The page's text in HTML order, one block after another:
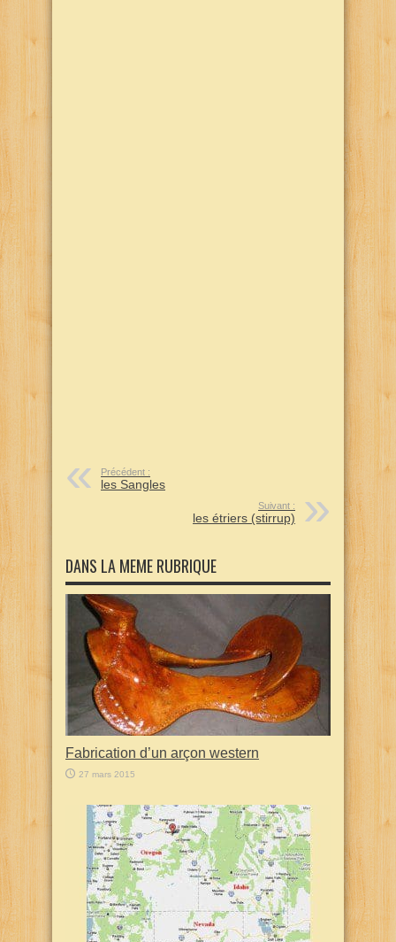
Précédent :
les Sangles
Suivant :
les étriers (stirrup)
DANS LA MEME RUBRIQUE
Fabrication d’un arçon western
27 mars 2015